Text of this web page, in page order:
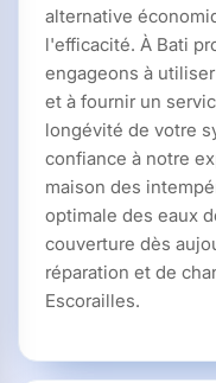
alternative
l'efficacité. À Bati
engageons à
et à fournir un
longévité de votre
confiance à notre
maison des
optimale des eaux
couverture dès
réparation et de
Escorailles.